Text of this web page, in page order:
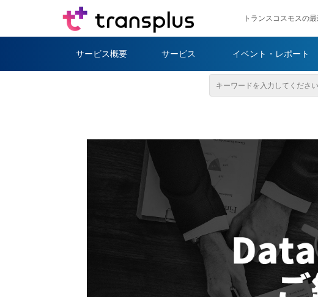
トランスコスモスの
サービス概要 サービス イベント・レポート